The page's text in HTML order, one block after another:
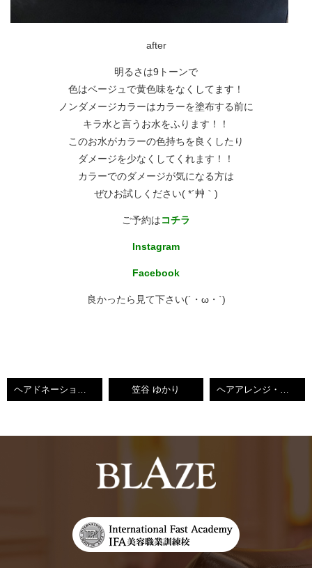
after
明るさは9トーンで
色はベージュで黄色味をなくしてます！
ノンダメージカラーはカラーを塗布する前に
キラ水と言うお水をふります！！
このお水がカラーの色持ちを良くしたり
ダメージを少なくしてくれます！！
カラーでのダメージが気になる方は
ぜひお試しください( *´艸｀)
ご予約はコチラ
Instagram
Facebook
良かったら見て下さい(´・ω・`)
ヘアドネーションする為バッサリカット！！・BLAZEゆかり【小倉南区守恒美容室】 笠谷 ゆかり ヘアアレンジ・結婚式スタイル・BLAZEゆかり【小倉南区守恒美容室】